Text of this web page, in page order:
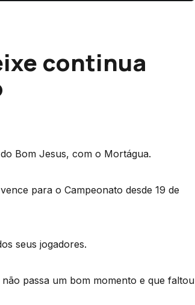
continua
Bom Jesus, com o Mortágua.
para o Campeonato desde 19 de
seus jogadores.
passa um bom momento e que faltou